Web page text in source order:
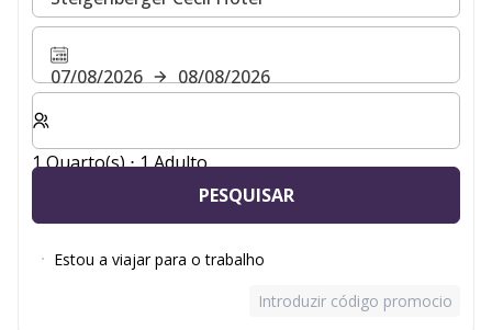
07/08/2026
08/08/2026
Selecionar o número de quartos e de hóspedes para a
1 Quarto(s) ⋅ 1 Adulto
PESQUISAR
Estou a viajar para o trabalho
Introduzir código promocional